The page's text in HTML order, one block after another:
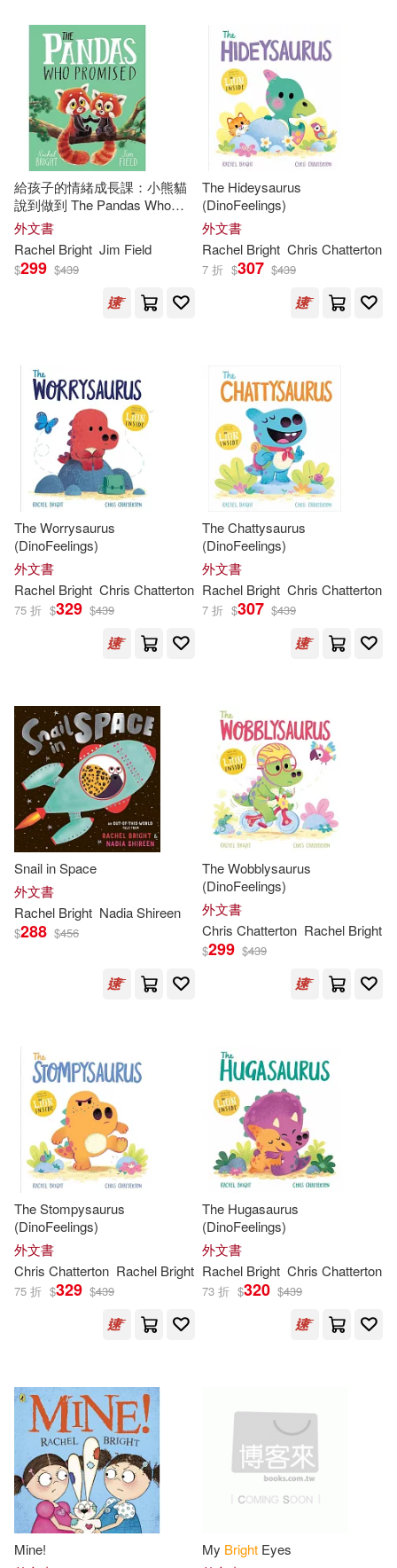
Debi (ILT)(1)
Devenish Ford(1)
Elena Gallo (TRN)(1)
Fellowes(1) Harvey(1)
Hugh(1) James/ Down(1)
Jim (ILT)/ Krahe(1)
Jim Field (ILT)(1)
John/ Bishop(1) Kovac(1)
Noon(1) Rachel (EDT)(1)
Rachel (NRT)(1)
Rachel Kramer (EDT)/ Bright(1)
Rachel Mae(1)
Rachel/ Gliori(1)
Rachel/ Winstanley(1)
Smith(1)
Sue/ Bright-thomas(1)
Susie (COM)(1)
Cleis Pr(1)
Intl Pub Marketing(1)
Merrymakers Distribution(1)
Penguin Group UK(1)
Samhain Pub Ltd(1)
Simon and Schuster UK Ltd.(1)
可海外宅配(85)
可港澳店取(73)
可新加坡店取(73)
可菲律賓店取(73)
其他 (可複選)
現在可購買商品(37)
作者/演唱/譯/編/繪(31)
價格
範圍
-
給孩子的情緒成長課：小熊貓
說到做到 The Pandas Who
Promised
外文書
Rachel Bright Jim Field
$299 $439
The Hideysaurus
(DinoFeelings)
外文書
Rachel Bright Chris Chatterton
7 折 $307 $439
The Worrysaurus
(DinoFeelings)
外文書
Rachel Bright Chris Chatterton
75 折 $329 $439
The Chattysaurus
(DinoFeelings)
外文書
Rachel Bright Chris Chatterton
7 折 $307 $439
Snail in Space
外文書
Rachel Bright Nadia Shireen
$288 $456
The Wobblysaurus
(DinoFeelings)
外文書
Chris Chatterton Rachel Bright
$299 $439
The Stompysaurus
(DinoFeelings)
外文書
Chris Chatterton Rachel Bright
75 折 $329 $439
The Hugasaurus
(DinoFeelings)
外文書
Rachel Bright Chris Chatterton
73 折 $320 $439
Mine!
My Bright Eyes